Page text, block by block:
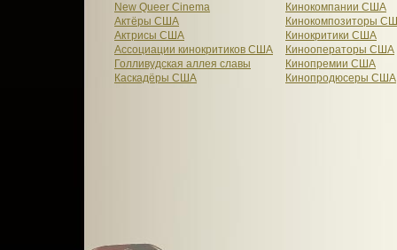
New Queer Cinema
Актёры США
Актрисы США
Ассоциации кинокритиков США
Голливудская аллея славы
Каскадёры США
Кинокомпании США
Кинокомпозиторы
Кинокритики США
Кинооператоры США
Кинопремии США
Кинопродюсеры США